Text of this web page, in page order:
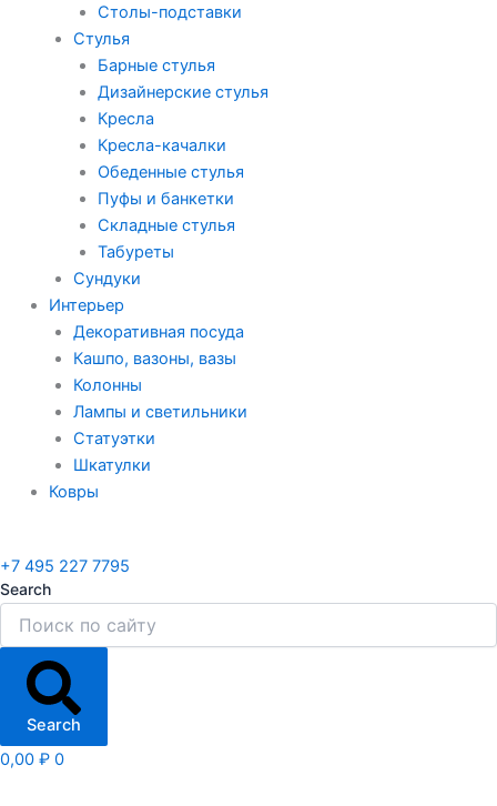
Столы-подставки
Стулья
Барные стулья
Дизайнерские стулья
Кресла
Кресла-качалки
Обеденные стулья
Пуфы и банкетки
Складные стулья
Табуреты
Сундуки
Интерьер
Декоративная посуда
Кашпо, вазоны, вазы
Колонны
Лампы и светильники
Статуэтки
Шкатулки
Ковры
+7 495 227 7795
Search
Search
0,00 ₽ 0